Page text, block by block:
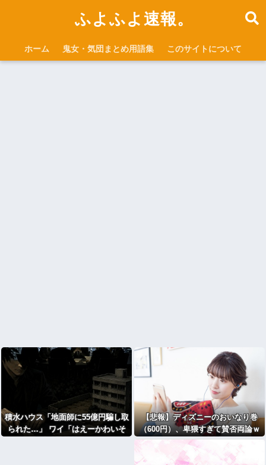
ふよふよ速報。
ホーム 鬼女・気団まとめ用語集 このサイトについて
積水ハウス「地面師に55億円騙し取
られた…」 ワイ「はえーかわいそ
【悲報】ディズニーのおいなり巻
（600円）、卑猥すぎて賛否両論ｗ
ｗｗｗｗｗ(画像ｱﾘ)